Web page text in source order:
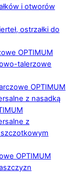
i otworów
ostrzałki do
OPTIMUM
talerzowe
OPTIMUM
z nasadką
z
OPTIMUM